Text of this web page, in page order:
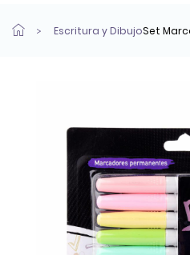
Escritura y DibujoSet